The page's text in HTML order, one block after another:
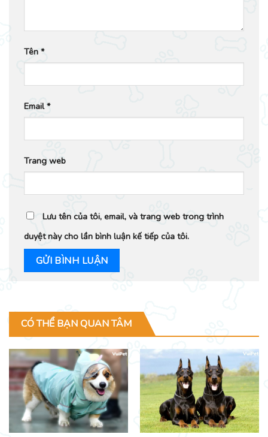
Tên *
Email*
Trang web
Lưu tên của tôi, email, và trang web trong trình
duyệt này cho lần bình luận kế tiếp của tôi.
CÓ THỂ BẠN QUAN TÂM